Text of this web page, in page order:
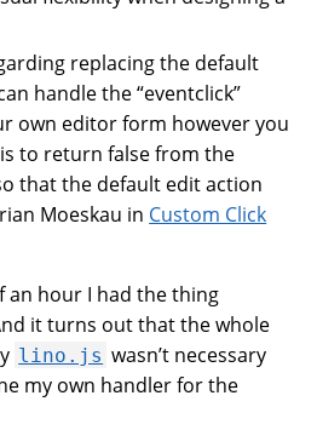
replacing the default
handle the “eventclick”
own editor form however you
to return false from the
that the default edit action
Moeskau in Custom Click
an hour I had the thing
it turns out that the whole
lino.js wasn’t necessary
my own handler for the